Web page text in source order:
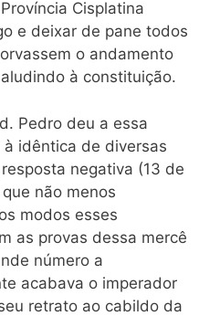
Cisplatina
e deixar de pane todos
o andamento
à constituição.
Pedro deu a essa
idêntica de diversas
negativa (13 de
não menos
modos esses
as provas dessa mercê
número a
acabava o imperador
retrato ao cabildo da